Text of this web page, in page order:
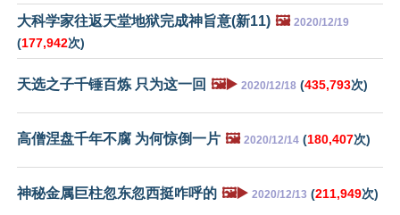
大科学家往返天堂地狱完成神旨意(新11) 🖼️ 2020/12/19
(177,942次)
天选之子千锤百炼 只为这一回 🖼️▶️ 2020/12/18 (435,793次)
高僧涅盘千年不腐 为何惊倒一片 🖼️ 2020/12/14 (180,407次)
神秘金属巨柱忽东忽西挺咋呼的 🖼️▶️ 2020/12/13 (211,949次)